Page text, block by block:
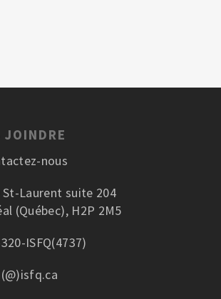
JOINDRE
nous
St-Laurent suite 204
(Québec), H2P 2M5
ISFQ(4737)